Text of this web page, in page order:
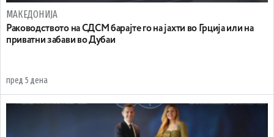
МАКЕДОНИЈА
Раководството на СДСМ барајте го на јахти во Грција или на
приватни забави во Дубаи
пред 5 дена